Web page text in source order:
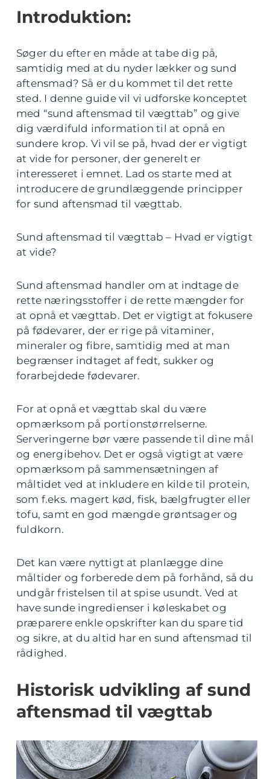
Introduktion:
Søger du efter en måde at tabe dig på,
samtidig med at du nyder lækker og sund
aftensmad? Så er du kommet til det rette
sted. I denne guide vil vi udforske konceptet
med “sund aftensmad til vægttab” og give
dig værdifuld information til at opnå en
sundere krop. Vi vil se på, hvad der er vigtigt
at vide for personer, der generelt er
interesseret i emnet. Lad os starte med at
introducere de grundlæggende principper
for sund aftensmad til vægttab.
Sund aftensmad til vægttab – Hvad er vigtigt
at vide?
Sund aftensmad handler om at indtage de
rette næringsstoffer i de rette mængder for
at opnå et vægttab. Det er vigtigt at fokusere
på fødevarer, der er rige på vitaminer,
mineraler og fibre, samtidig med at man
begrænser indtaget af fedt, sukker og
forarbejdede fødevarer.
For at opnå et vægttab skal du være
opmærksom på portionstørrelserne.
Serveringerne bør være passende til dine mål
og energibehov. Det er også vigtigt at være
opmærksom på sammensætningen af
måltidet ved at inkludere en kilde til protein,
som f.eks. magert kød, fisk, bælgfrugter eller
tofu, samt en god mængde grøntsager og
fuldkorn.
Det kan være nyttigt at planlægge dine
måltider og forberede dem på forhånd, så du
undgår fristelsen til at spise usundt. Ved at
have sunde ingredienser i køleskabet og
præparere enkle opskrifter kan du spare tid
og sikre, at du altid har en sund aftensmad til
rådighed.
Historisk udvikling af sund
aftensmad til vægttab